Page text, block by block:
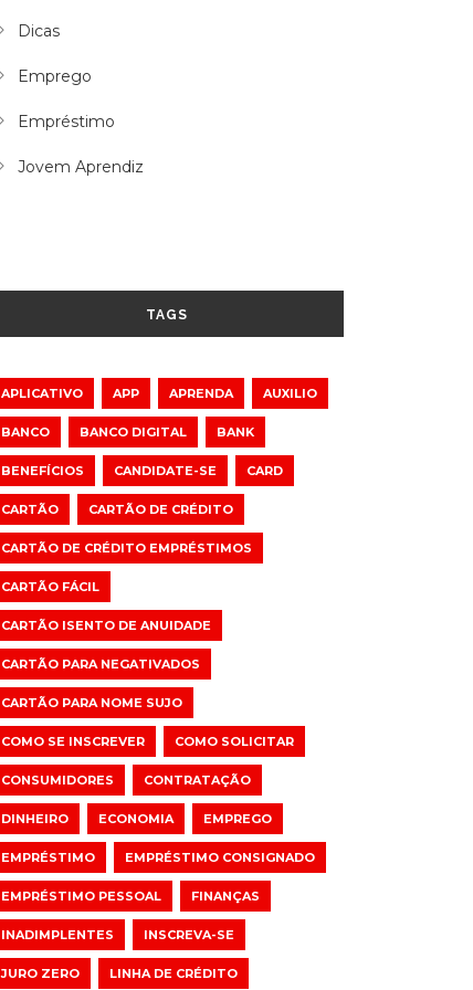
Dicas
Emprego
Empréstimo
Jovem Aprendiz
TAGS
APLICATIVO APP APRENDA AUXILIO
BANCO BANCO DIGITAL BANK
BENEFÍCIOS CANDIDATE-SE CARD
CARTÃO CARTÃO DE CRÉDITO
CARTÃO DE CRÉDITO EMPRÉSTIMOS
CARTÃO FÁCIL
CARTÃO ISENTO DE ANUIDADE
CARTÃO PARA NEGATIVADOS
CARTÃO PARA NOME SUJO
COMO SE INSCREVER COMO SOLICITAR
CONSUMIDORES CONTRATAÇÃO
DINHEIRO ECONOMIA EMPREGO
EMPRÉSTIMO EMPRÉSTIMO CONSIGNADO
EMPRÉSTIMO PESSOAL FINANÇAS
INADIMPLENTES INSCREVA-SE
JURO ZERO LINHA DE CRÉDITO